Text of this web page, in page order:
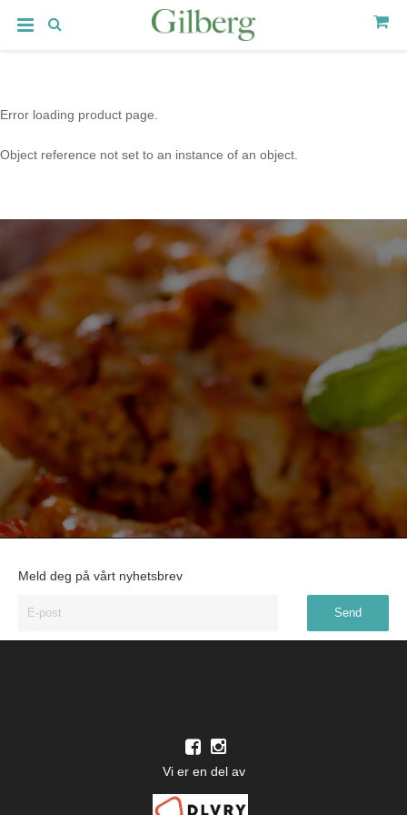
Error loading product page.
Object reference not set to an instance of an object.
Meld deg på vårt nyhetsbrev
Vi er en del av